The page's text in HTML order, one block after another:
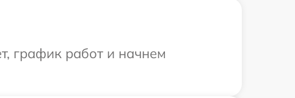
график работ и начнем